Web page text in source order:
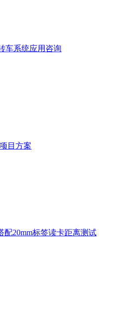
车系统应用咨询
目方案
配20mm标签读卡距离测试